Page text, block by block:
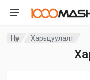
Нүүр Харьцуулалт